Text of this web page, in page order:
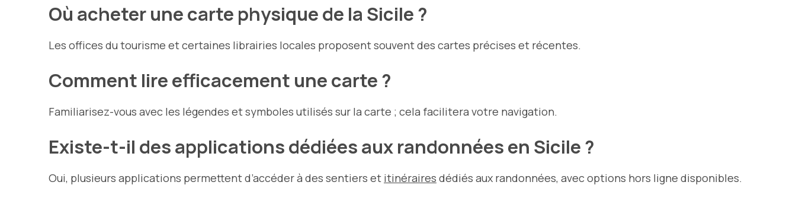
Où acheter une carte physique de la Sicile ?
Les offices du tourisme et certaines librairies locales proposent souvent des cartes précises et récentes.
Comment lire efficacement une carte ?
Familiarisez-vous avec les légendes et symboles utilisés sur la carte ; cela facilitera votre navigation.
Existe-t-il des applications dédiées aux randonnées en Sicile ?
Oui, plusieurs applications permettent d’accéder à des sentiers et itinéraires dédiés aux randonnées, avec options hors ligne disponibles.